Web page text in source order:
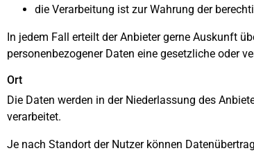
die Verarbeitung ist zur Wahrung der
In jedem Fall erteilt der Anbieter gerne Auskunft
personenbezogener Daten eine gesetzliche oder
Ort
Die Daten werden in der Niederlassung des
verarbeitet.
Je nach Standort der Nutzer können